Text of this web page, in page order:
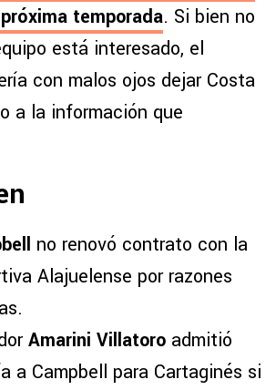
temporada. Si bien no
está interesado, el
con malos ojos dejar Costa
a la información que
no renovó contrato con la
Alajuelense por razones
Amarini Villatoro admitió
a Campbell para Cartaginés si